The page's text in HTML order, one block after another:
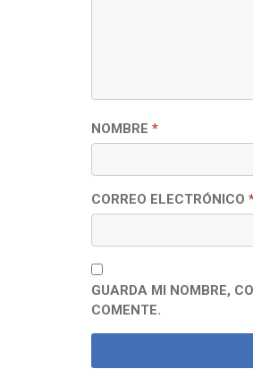
NOMBRE *
CORREO ELECTRÓNICO
GUARDA MI NOMBRE,
COMENTE.